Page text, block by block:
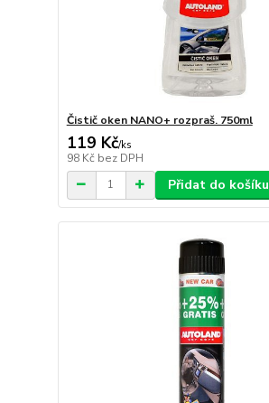
Čistič oken NANO+ rozpraš. 750ml
119 Kč/ks
98 Kč bez DPH
Přidat do košíku